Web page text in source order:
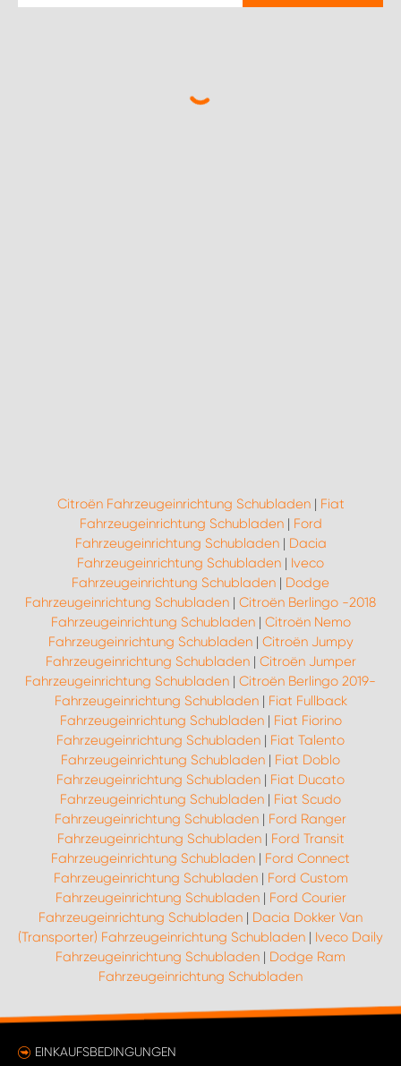
Citroën Fahrzeugeinrichtung Schubladen| Fiat
Fahrzeugeinrichtung Schubladen| Ford
Fahrzeugeinrichtung Schubladen| Dacia
Fahrzeugeinrichtung Schubladen | Iveco
Fahrzeugeinrichtung Schubladen | Dodge
Fahrzeugeinrichtung Schubladen | Citroën Berlingo -2018
Fahrzeugeinrichtung Schubladen| Citroën Nemo
Fahrzeugeinrichtung Schubladen| Citroën Jumpy
Fahrzeugeinrichtung Schubladen| Citroën Jumper
Fahrzeugeinrichtung Schubladen | Citroën Berlingo 2019-
Fahrzeugeinrichtung Schubladen| Fiat Fullback
Fahrzeugeinrichtung Schubladen| Fiat Fiorino
Fahrzeugeinrichtung Schubladen | Fiat Talento
Fahrzeugeinrichtung Schubladen | Fiat Doblo
Fahrzeugeinrichtung Schubladen | Fiat Ducato
Fahrzeugeinrichtung Schubladen | Fiat Scudo
Fahrzeugeinrichtung Schubladen | Ford Ranger
Fahrzeugeinrichtung Schubladen| Ford Transit
Fahrzeugeinrichtung Schubladen | Ford Connect
Fahrzeugeinrichtung Schubladen| Ford Custom
Fahrzeugeinrichtung Schubladen| Ford Courier
Fahrzeugeinrichtung Schubladen | Dacia Dokker Van
(Transporter) Fahrzeugeinrichtung Schubladen | Iveco Daily
Fahrzeugeinrichtung Schubladen | Dodge Ram
Fahrzeugeinrichtung Schubladen
EINKAUFSBEDINGUNGEN